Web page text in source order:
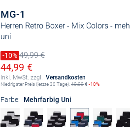
MG-1
Herren Retro Boxer - Mix Colors-
uni
Preis reduziert um
-10%
Alter Preis49,99 €
Ermäßigter Preis
44,99 €
Inkl. MwSt. zzgl. Versandkosten
Niedrigster Preis (letzte 30 Tage):49,99€ -10%
Farbe: Mehrfarbig Uni